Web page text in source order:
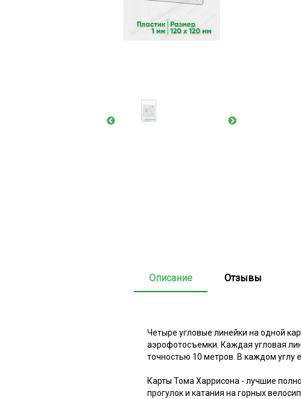
Описание Отзывы
Четыре угловые линейки на одной
аэрофотосъемки. Каждая угловая
точностью 10 метров. В каждом углу
Карты Тома Харрисона - лучшие
прогулок и катания на горных